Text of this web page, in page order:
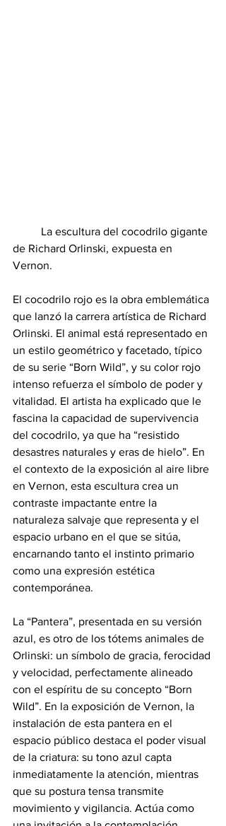
de Richard Orlinski, expuesta en
Vernon.
El cocodrilo rojo es la obra emblemática
que lanzó la carrera artística de Richard
Orlinski. El animal está representado en
un estilo geométrico y facetado, típico
de su serie “Born Wild”, y su color rojo
intenso refuerza el símbolo de poder y
vitalidad. El artista ha explicado que le
fascina la capacidad de supervivencia
del cocodrilo, ya que ha “resistido
desastres naturales y eras de hielo”. En
el contexto de la exposición al aire libre
en Vernon, esta escultura crea un
contraste impactante entre la
naturaleza salvaje que representa y el
espacio urbano en el que se sitúa,
encarnando tanto el instinto primario
como una expresión estética
contemporánea.
La “Pantera”, presentada en su versión
azul, es otro de los tótems animales de
Orlinski: un símbolo de gracia, ferocidad
y velocidad, perfectamente alineado
con el espíritu de su concepto “Born
Wild”. En la exposición de Vernon, la
instalación de esta pantera en el
espacio público destaca el poder visual
de la criatura: su tono azul capta
inmediatamente la atención, mientras
que su postura tensa transmite
movimiento y vigilancia. Actúa como